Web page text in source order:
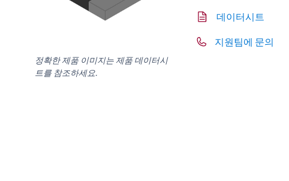
정확한 제품 이미지는 제품 데이터시
트를 참조하세요.
데이터시트
지원팀에 문의